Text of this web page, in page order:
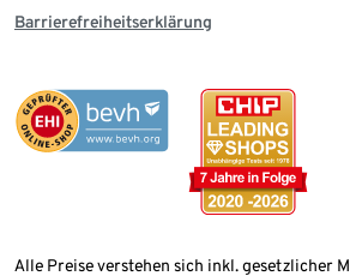
Barrierefreiheitserklärung
Alle Preise verstehen sich inkl. gesetzlicher